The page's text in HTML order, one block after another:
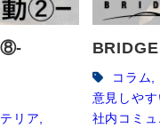
リア
コラム
意見しや
社内コミ